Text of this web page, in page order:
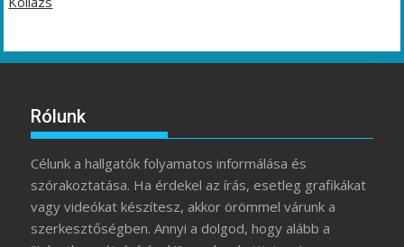
Rólunk
Célunk a hallgatók folyamatos informálása és
szórakoztatása. Ha érdekel az írás, esetleg grafikákat
vagy videókat készítesz, akkor örömmel várunk a
szerkesztőségben. Annyi a dolgod, hogy alább a